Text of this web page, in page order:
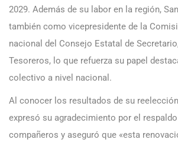
2029. Además de su labor en la región,
también como vicepresidente de la
nacional del Consejo Estatal de
Tesoreros, lo que refuerza su papel
colectivo a nivel nacional.
Al conocer los resultados de su
expresó su agradecimiento por el
compañeros y aseguró que «esta